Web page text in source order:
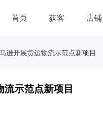
首页 获客 店铺
逊开展货运物流示范点新项目
示范点新项目